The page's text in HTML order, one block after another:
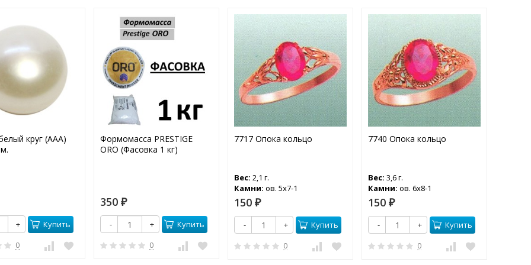
круг (ААА)
+ Купить
0
Формомасса PRESTIGE
ORO (Фасовка 1 кг)
350 ₽
- + Купить
0
7717 Опока кольцо
Вес: 2,1 г.
Камни: ов. 5х7-1
150 ₽
- + Купить
0
7740 Опока кольцо
Вес: 3,6 г.
Камни: ов. 6х8-1
150 ₽
- + Купить
0